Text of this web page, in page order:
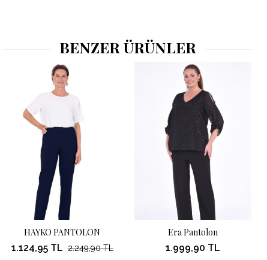
BENZER ÜRÜNLER
HAYKO PANTOLON
1.124,95 TL 2.249,90 TL
Era Pantolon
1.999,90 TL